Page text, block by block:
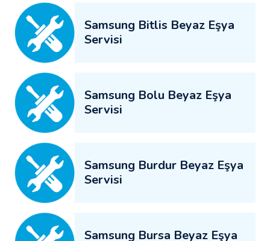
Samsung Bitlis Beyaz Eşya
Servisi
Samsung Bolu Beyaz Eşya
Servisi
Samsung Burdur Beyaz Eşya
Servisi
Samsung Bursa Beyaz Eşya